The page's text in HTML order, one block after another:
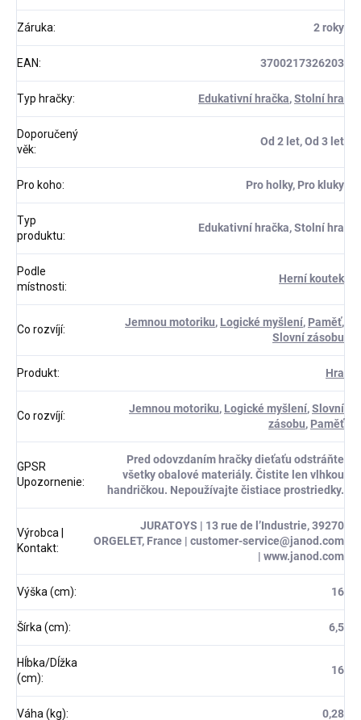
Záruka: 2 roky
EAN: 3700217326203
Typ hračky: Edukativní hračka,Stolní hra
Doporučený
věk:
Od 2 let, Od 3 let
Pro koho: Pro holky, Pro kluky
Typ
produktu:
Edukativní hračka, Stolní hra
Podle
místnosti:
Herní koutek
Co rozvíjí:
Jemnou motoriku, Logické myšlení, Paměť,
Slovní zásobu
Produkt: Hra
Co rozvíjí:
Jemnou motoriku, Logické myšlení,Slovní
zásobu, Paměť
GPSR
Upozornenie:
Pred odovzdaním hračky dieťaťu odstráňte
všetky obalové materiály. Čistite len vlhkou
handričkou. Nepoužívajte čistiace prostriedky.
Výrobca |
Kontakt:
JURATOYS | 13 rue de l’Industrie, 39270
ORGELET, France | customer-service@janod.com
| www.janod.com
Výška (cm): 16
Šírka (cm): 6,5
Hĺbka/Dĺžka
(cm):
16
Váha (kg): 0,28